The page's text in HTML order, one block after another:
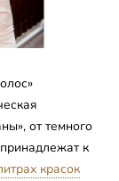
от темного
к
красок